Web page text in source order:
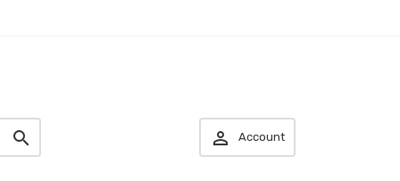
  Account